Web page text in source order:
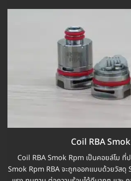
Coil RBA
Coil RBA Smok Rpm เป็นคอยล์โม ที่
Smok Rpm RBA จะถูกออกแบบด้วยวัสดุ